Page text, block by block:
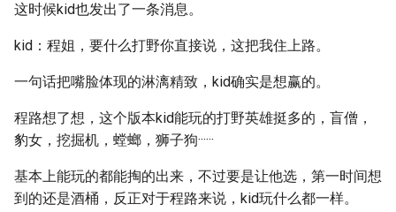
这时候kid也发出了一条消息。
kid：程姐，要什么打野你直接说，这把我住上路。
一句话把嘴脸体现的淋漓精致，kid确实是想赢的。
程路想了想，这个版本kid能玩的打野英雄挺多的，盲僧，
豹女，挖掘机，螳螂，狮子狗······
基本上能玩的都能掏的出来，不过要是让他选，第一时间想
到的还是酒桶，反正对于程路来说，kid玩什么都一样。